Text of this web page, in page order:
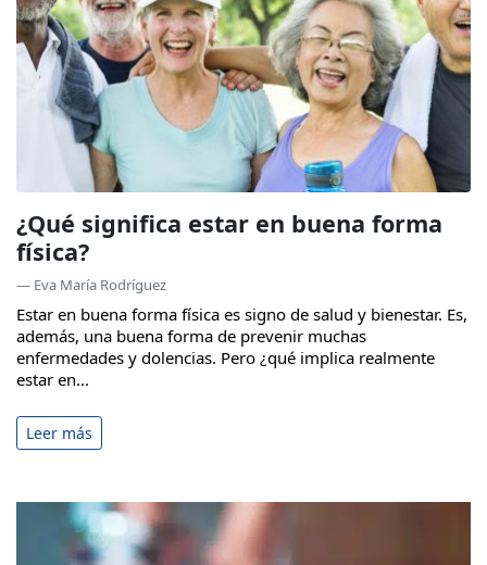
¿Qué significa estar en buena forma
física?
— Eva María Rodríguez
Estar en buena forma física es signo de salud y bienestar. Es,
además, una buena forma de prevenir muchas
enfermedades y dolencias. Pero ¿qué implica realmente
estar en...
Leer más